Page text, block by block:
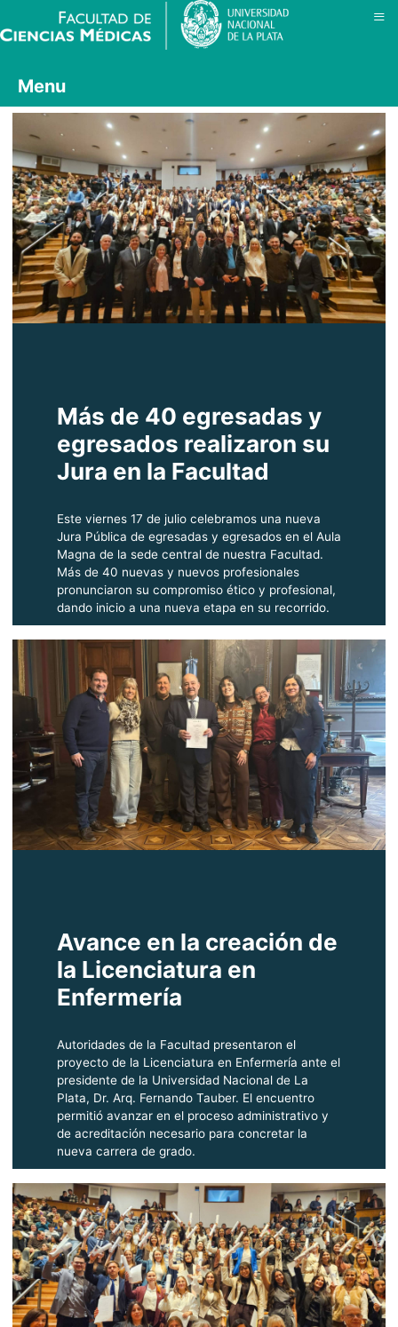
Más de 40 egresadas y
egresados realizaron su
Jura en la Facultad
Este viernes 17 de julio celebramos una nueva
Jura Pública de egresadas y egresados en el Aula
Magna de la sede central de nuestra Facultad.
Más de 40 nuevas y nuevos profesionales
pronunciaron su compromiso ético y profesional,
dando inicio a una nueva etapa en su recorrido.
Avance en la creación de
la Licenciatura en
Enfermería
Autoridades de la Facultad presentaron el
proyecto de la Licenciatura en Enfermería ante el
presidente de la Universidad Nacional de La
Plata, Dr. Arq. Fernando Tauber. El encuentro
permitió avanzar en el proceso administrativo y
de acreditación necesario para concretar la
nueva carrera de grado.
Menu
≡